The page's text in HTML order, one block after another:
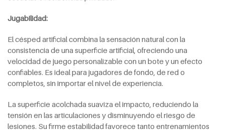
Jugabilidad:
El césped artificial combina la sensación natural con la
consistencia de una superficie artificial, ofreciendo una
velocidad de juego personalizable con un bote y un efecto
confiables. Es ideal para jugadores de fondo, de red o
completos, sin importar el nivel de experiencia.
La superficie acolchada suaviza el impacto, reduciendo la
tensión en las articulaciones y disminuyendo el riesgo de
lesiones. Su firme estabilidad favorece tanto entrenamientos